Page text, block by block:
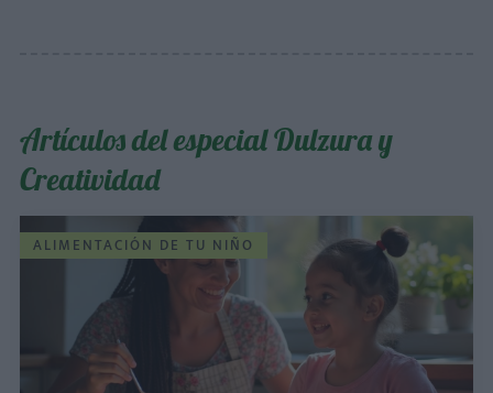
Artículos del especial Dulzura y
Creatividad
ALIMENTACIÓN DE TU NIÑO